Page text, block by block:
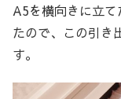
A5を横向きに立
たので、この引き
す。